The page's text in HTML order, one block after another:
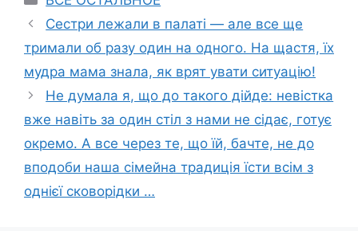
Сестри лежали в палаті — але все ще
тримали об разу один на одного. На щастя, їх
мудра мама знала, як врят увати ситуацію!
Не думала я, що до такого дійде: невістка
вже навіть за один стіл з нами не сідає, готує
окремо. А все через те, що їй, бачте, не до
вподоби наша сімейна традиція їсти всім з
однієї сковорідки …